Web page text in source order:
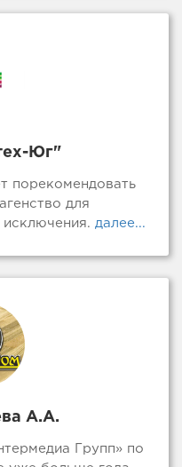
Юг"
порекомендовать
для
далее...
А.А.
Групп» по